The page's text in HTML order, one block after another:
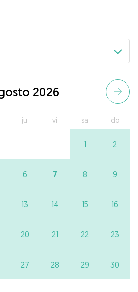
2026
ju vi sa do
1 2
6 7 8 9
13 14 15 16
20 21 22 23
27 28 29 30